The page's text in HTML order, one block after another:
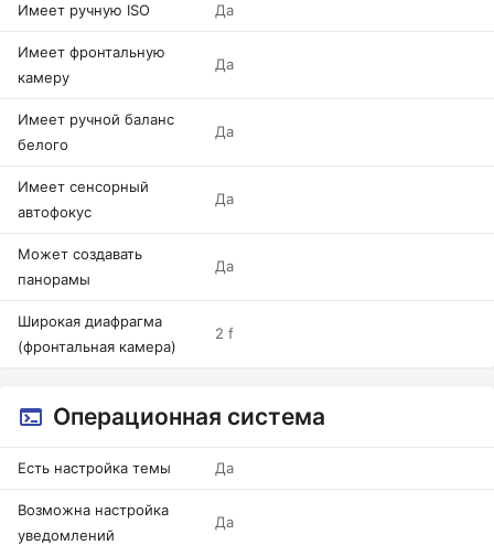
Имеет ручную ISO Да
Имеет фронтальную
камеру
Да
Имеет ручной баланс
белого
Да
Имеет сенсорный
автофокус
Да
Может создавать
панорамы
Да
Широкая диафрагма
(фронтальная камера)
2 f
Операционная система
Есть настройка темы Да
Возможна настройка
уведомлений
Да